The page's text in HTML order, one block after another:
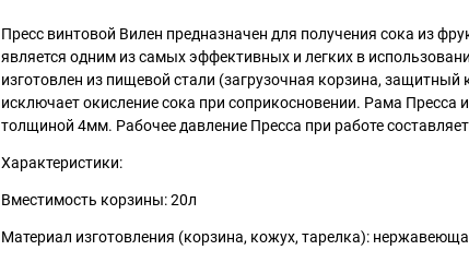
Пресс винтовой Вилен предназначен для получения сока из
является одним из самых эффективных и легких в
изготовлен из пищевой стали (загрузочная корзина, защитный
исключает окисление сока при соприкосновении. Рама Пресса
толщиной 4мм. Рабочее давление Пресса при работе
Характеристики:
Вместимость корзины: 20л
Материал изготовления (корзина, кожух, тарелка):